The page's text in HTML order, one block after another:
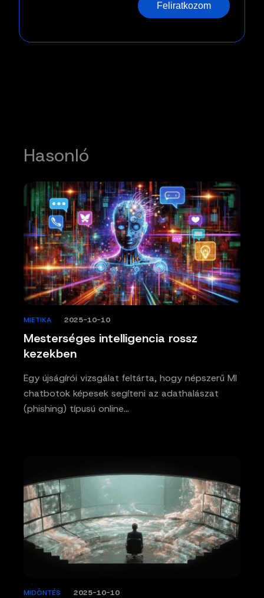
Feliratkozom
Hasonló
Mesterséges intelligencia rossz
kezekben
MIETIKA 2025-10-10
Egy újságírói vizsgálat feltárta, hogy népszerű MI
chatbotok képesek segíteni az adathalászat
(phishing) típusú online…
MIDÖNTÉS 2025-10-10